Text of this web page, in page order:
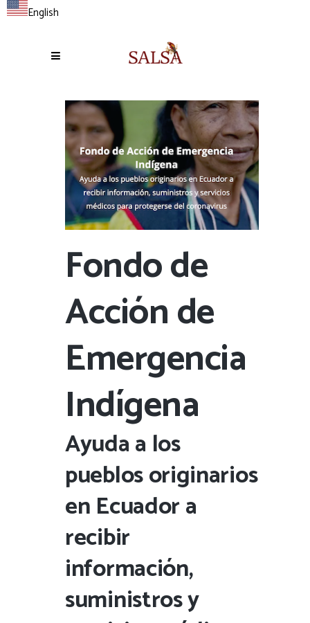
English
Fondo de
Acción de
Emergencia
Indígena
Ayuda a los
pueblos originarios
en Ecuador a
recibir
información,
suministros y